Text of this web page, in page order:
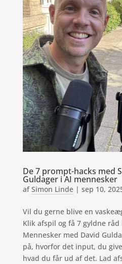
De 7 prompt-hacks med
Guldager i AI mennesker
afSimon Linde| sep 10,
Vil du gerne blive en
Klik afspil og få 7 gyldne råd
Mennesker med David
på, hvorfor det input, du
hvad du får ud af det. Lad